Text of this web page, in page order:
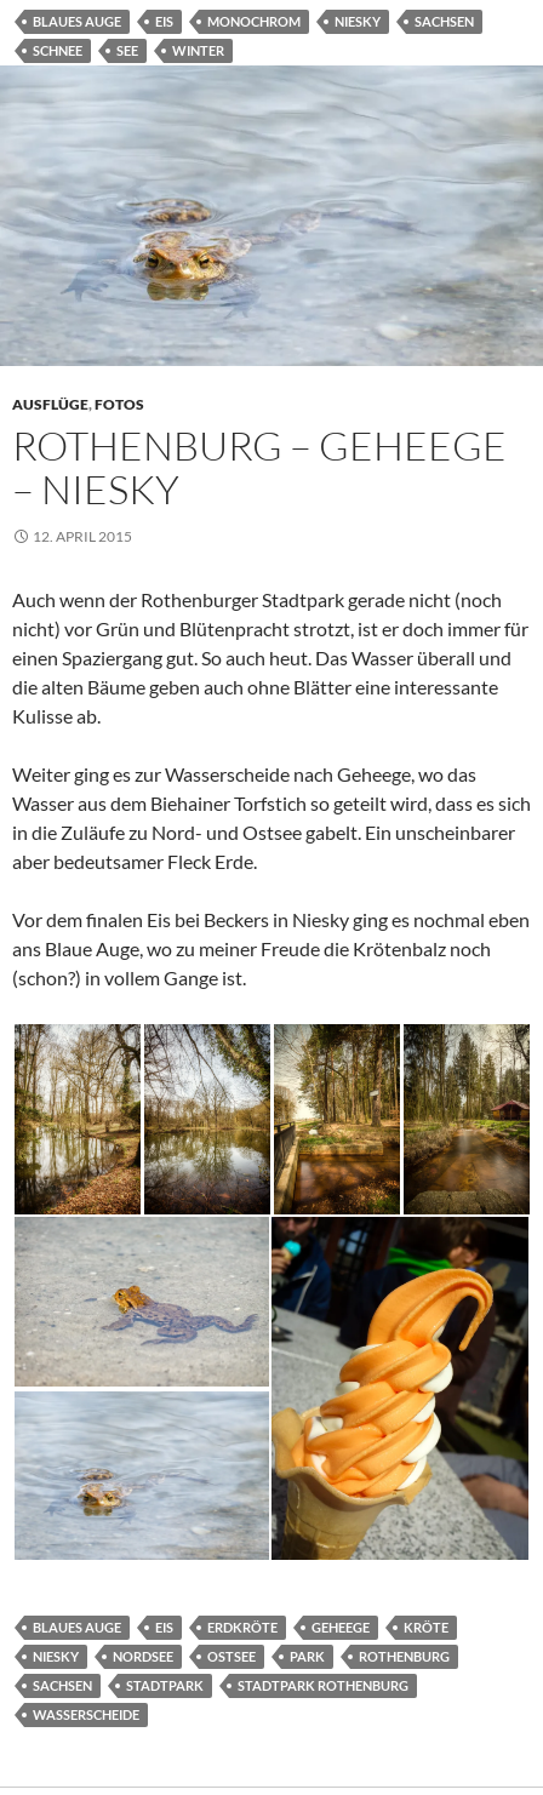
BLAUES AUGE EIS MONOCHROM NIESKY
SACHSEN
SCHNEE
SEE WINTER
AUSFLÜGE,FOTOS
ROTHENBURG – GEHEEGE
– NIESKY
12. APRIL 2015
Auch wenn der Rothenburger Stadtpark gerade nicht (noch
nicht) vor Grün und Blütenpracht strotzt, ist er doch immer für
einen Spaziergang gut. So auch heut. Das Wasser überall und
die alten Bäume geben auch ohne Blätter eine interessante
Kulisse ab.
Weiter ging es zur Wasserscheide nach Geheege, wo das
Wasser aus dem Biehainer Torfstich so geteilt wird, dass es sich
in die Zuläufe zu Nord- und Ostsee gabelt. Ein unscheinbarer
aber bedeutsamer Fleck Erde.
Vor dem finalen Eis bei Beckers in Niesky ging es nochmal eben
ans Blaue Auge, wo zu meiner Freude die Krötenbalz noch
(schon?) in vollem Gange ist.
BLAUES AUGE EIS ERDKRÖTE GEHEEGE
KRÖTE
NIESKY
NORDSEE OSTSEE PARK
ROTHENBURG
SACHSEN
STADTPARK
STADTPARK ROTHENBURG
WASSERSCHEIDE